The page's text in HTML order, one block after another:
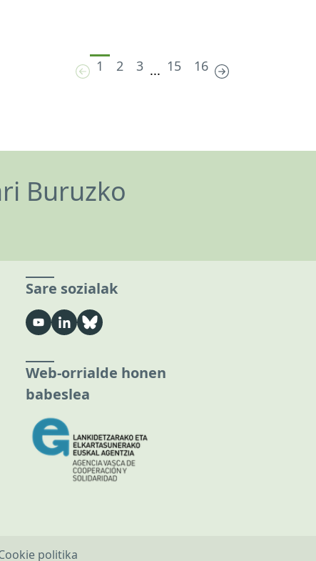
1 2 3 ... 15 16
Buruzko
Sare sozialak
Web-orrialde honen
babeslea
politika